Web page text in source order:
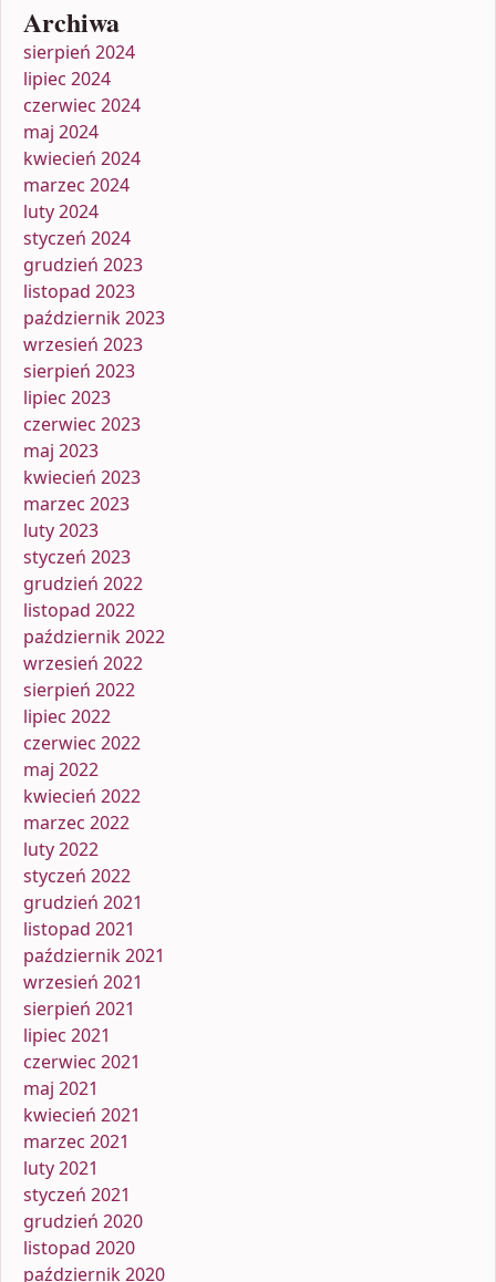
Archiwa
sierpień 2024
lipiec 2024
czerwiec 2024
maj 2024
kwiecień 2024
marzec 2024
luty 2024
styczeń 2024
grudzień 2023
listopad 2023
październik 2023
wrzesień 2023
sierpień 2023
lipiec 2023
czerwiec 2023
maj 2023
kwiecień 2023
marzec 2023
luty 2023
styczeń 2023
grudzień 2022
listopad 2022
październik 2022
wrzesień 2022
sierpień 2022
lipiec 2022
czerwiec 2022
maj 2022
kwiecień 2022
marzec 2022
luty 2022
styczeń 2022
grudzień 2021
listopad 2021
październik 2021
wrzesień 2021
sierpień 2021
lipiec 2021
czerwiec 2021
maj 2021
kwiecień 2021
marzec 2021
luty 2021
styczeń 2021
grudzień 2020
listopad 2020
październik 2020